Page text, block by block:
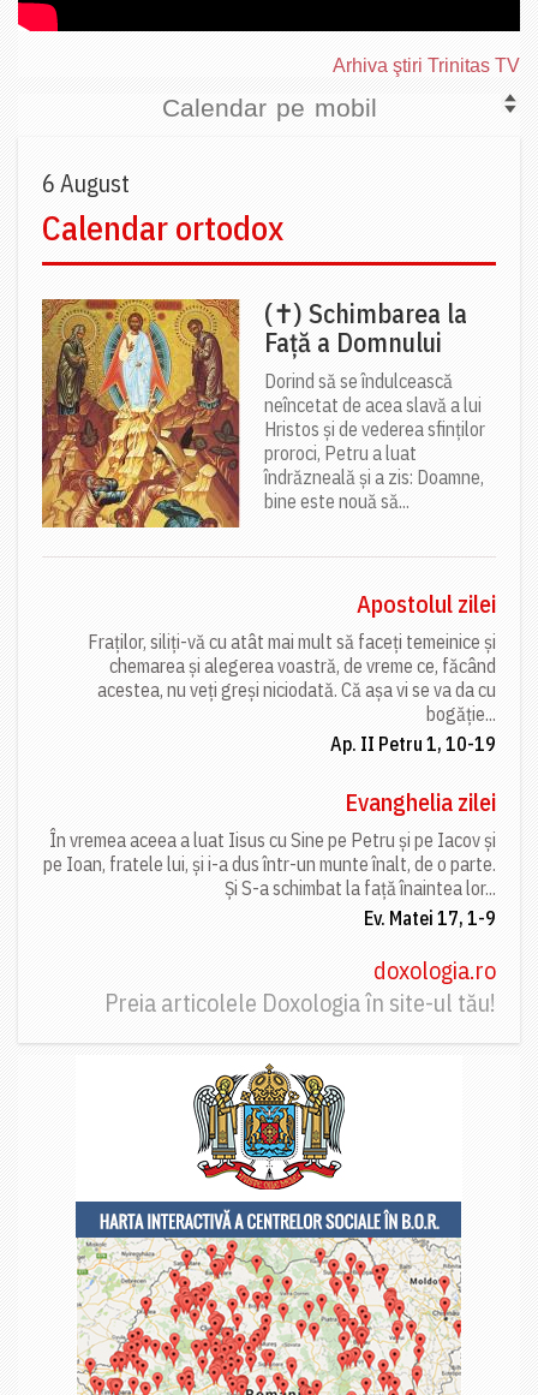
Arhiva ştiri Trinitas TV
Calendar pe mobil
6 August
Calendar ortodox
(✝) Schimbarea la
Față a Domnului
Dorind să se îndulcească
neîncetat de acea slavă a lui
Hristos și de vederea sfinților
proroci, Petru a luat
îndrăzneală și a zis: Doamne,
bine este nouă să...
Apostolul zilei
Fraților, siliți-vă cu atât mai mult să faceți temeinice și
chemarea și alegerea voastră, de vreme ce, făcând
acestea, nu veți greși niciodată. Că așa vi se va da cu
bogăție...
Ap. II Petru 1, 10-19
Evanghelia zilei
În vremea aceea a luat Iisus cu Sine pe Petru și pe Iacov și
pe Ioan, fratele lui, și i-a dus într-un munte înalt, de o parte.
Și S-a schimbat la față înaintea lor...
Ev. Matei 17, 1-9
doxologia.ro
Preia articolele Doxologia în site-ul tău!